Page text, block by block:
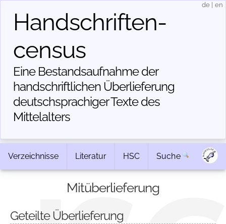
Handschriften­
census
Eine Bestandsaufnahme der
handschriftlichen Über­lieferung
deutschsprachiger Texte des
Mittelalters
de en
Verzeichnisse Literatur HSC Suche
Mitüberlieferung
Geteilte Überlieferung